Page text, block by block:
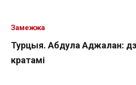
Турцыя. Абдула Аджалан:
кратамі
Замежжа